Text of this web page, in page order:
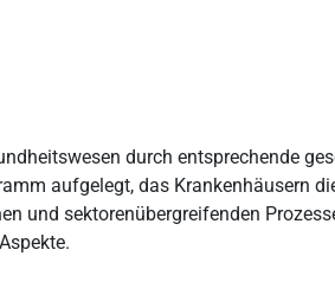
durch entsprechende
aufgelegt, das Krankenhäusern
und sektorenübergreifenden